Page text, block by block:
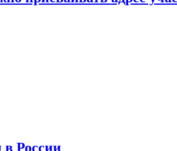
России